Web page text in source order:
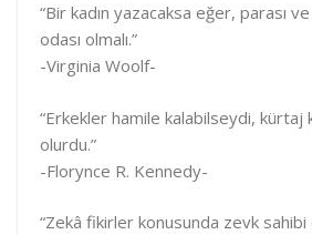
“Bir kadın yazacaksa eğer, parası
odası olmalı.”
-Virginia Woolf-
“Erkekler hamile kalabilseydi,
olurdu.”
-Florynce R. Kennedy-
“Zekâ fikirler konusunda zevk sahibi